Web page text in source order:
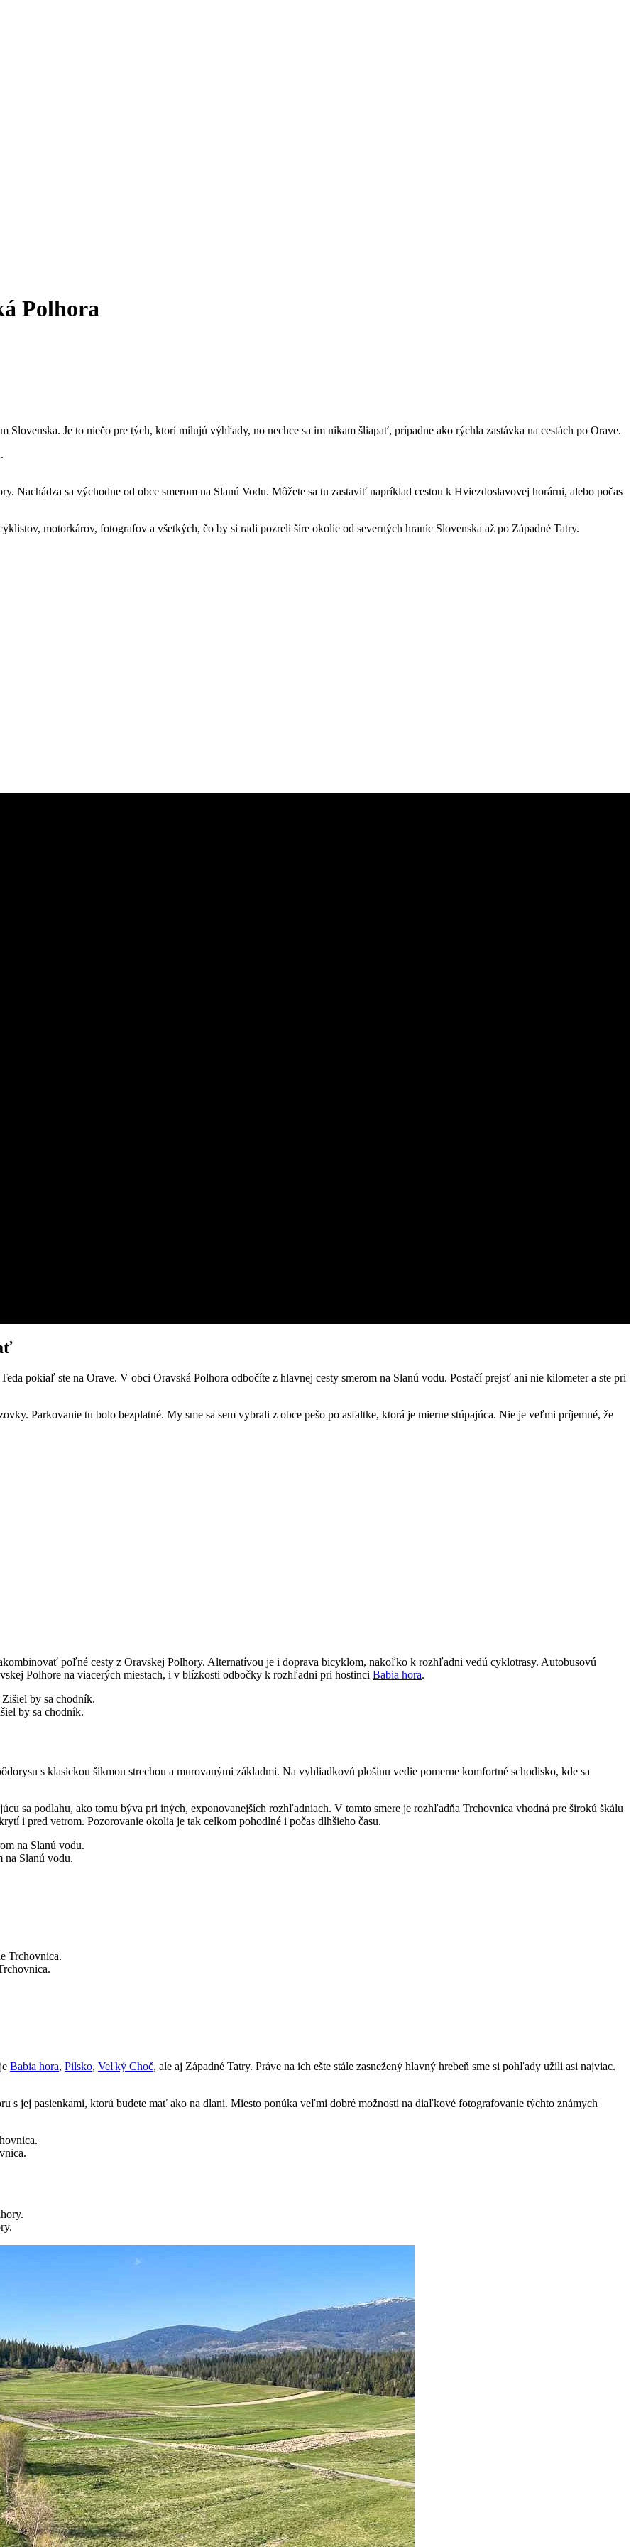
Polhora
Je to niečo pre tých, ktorí milujú výhľady, no nechce sa im nikam šliapať, prípadne ako rýchla zastávka na cestách po Orave.
Nachádza sa východne od obce smerom na Slanú Vodu. Môžete sa tu zastaviť napríklad cestou k Hviezdoslavovej horárni, alebo počas
motorkárov, fotografov a všetkých, čo by si radi pozreli šíre okolie od severných hraníc Slovenska až po Západné Tatry.
pokiaľ ste na Orave. V obci Oravská Polhora odbočíte z hlavnej cesty smerom na Slanú vodu. Postačí prejsť ani nie kilometer a ste pri
Parkovanie tu bolo bezplatné. My sme sa sem vybrali z obce pešo po asfaltke, ktorá je mierne stúpajúca. Nie je veľmi príjemné, že
poľné cesty z Oravskej Polhory. Alternatívou je i doprava bicyklom, nakoľko k rozhľadni vedú cyklotrasy. Autobusovú
Polhore na viacerých miestach, i v blízkosti odbočky k rozhľadni pri hostinci Babia hora.
by sa chodník.
s klasickou šikmou strechou a murovanými základmi. Na vyhliadkovú plošinu vedie pomerne komfortné schodisko, kde sa
sa podlahu, ako tomu býva pri iných, exponovanejších rozhľadniach. V tomto smere je rozhľadňa Trchovnica vhodná pre širokú škálu
i pred vetrom. Pozorovanie okolia je tak celkom pohodlné i počas dlhšieho času.
na Slanú vodu.
Babia hora, Pilsko, Veľký Choč, ale aj Západné Tatry. Práve na ich ešte stále zasnežený hlavný hrebeň sme si pohľady užili asi najviac.
s jej pasienkami, ktorú budete mať ako na dlani. Miesto ponúka veľmi dobré možnosti na diaľkové fotografovanie týchto známych